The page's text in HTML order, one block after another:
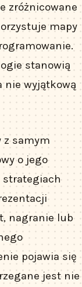
zróżnicowane
mapy
stanowią
nie wyjątkową
z samym
o jego
strategiach
nagranie lub
pojawia się
jest nie